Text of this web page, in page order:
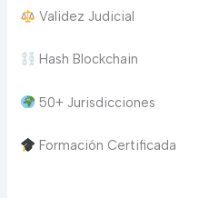
Validez Judicial
Hash Blockchain
50+ Jurisdicciones
Formación Certificada